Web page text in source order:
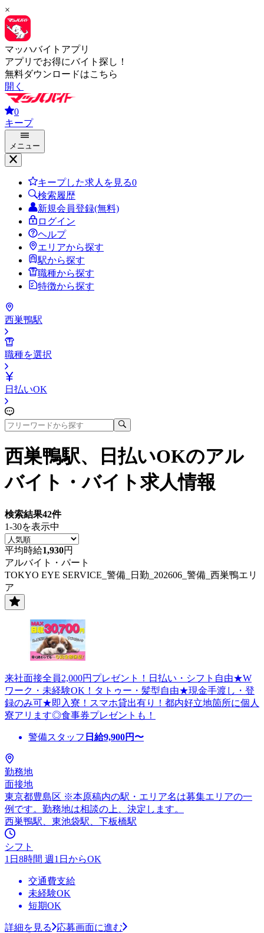
×
マッハバイトアプリ
アプリでお得にバイト探し！
無料ダウンロードはこちら
開く
0
キープ
メニュー
キープした求人を見る0
検索履歴
新規会員登録(無料)
ログイン
ヘルプ
エリアから探す
駅から探す
職種から探す
特徴から探す
西巣鴨駅
職種を選択
日払いOK
西巣鴨駅、日払いOKのアル
バイト・バイト求人情報
検索結果42件
1-30を表示中
平均時給1,930円
アルバイト・パート
TOKYO EYE SERVICE_警備_日勤_202606_警備_西巣鴨エリ
ア
来社面接全員2,000円プレゼント！日払い・シフト自由★W
ワーク・未経験OK！タトゥー・髪型自由★現金手渡し・登
録のみ可★即入寮！スマホ貸出有り！都内好立地箇所に個人
寮アリます◎食事券プレゼントも！
警備スタッフ 日給9,900円〜
勤務地
面接地
東京都豊島区 ※本原稿内の駅・エリア名は募集エリアの一
例です。勤務地は相談の上、決定します。
西巣鴨駅、東池袋駅、下板橋駅
シフト
1日8時間 週1日からOK
交通費支給
未経験OK
短期OK
詳細を見る 応募画面に進む